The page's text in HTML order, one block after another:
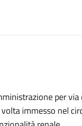
per
immesso nel